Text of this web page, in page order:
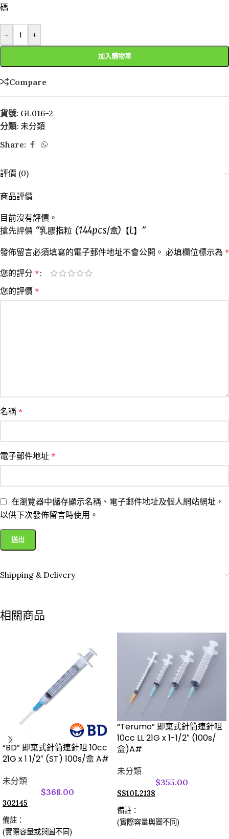
碼
- +
加入購物車
Compare
貨號: GL016-2
分類: 未分類
Share:
評價 (0)
商品評價
目前沒有評價。
搶先評價 “乳膠指粒 (144pcs/盒)【L】”
發佈留言必須填寫的電子郵件地址不會公開。 必填欄位標示為 *
您的評分 *
您的評價 *
名稱 *
電子郵件地址 *
在瀏覽器中儲存顯示名稱、電子郵件地址及個人網站網址，
以供下次發佈留言時使用。
Shipping & Delivery
相關商品
“BD” 即棄式針筒連針咀 10cc
21G x 1 1/2″ (ST) 100s/盒 A#
未分類
$368.00
302145
備註：
(實際容量或與圖不同)
“Terumo” 即棄式針筒連針咀
10cc LL 21G x 1-1/2″ (100s/
盒)A#
未分類
$355.00
SS10L2138
備註：
(實際容量與圖不同)